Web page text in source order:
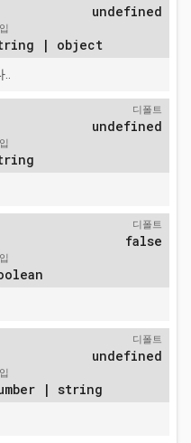
undefined
| object
디폴트
undefined
디폴트
false
디폴트
undefined
| string